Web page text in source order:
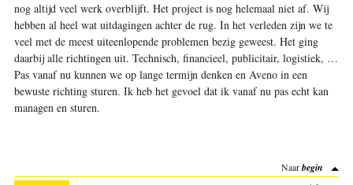
nog altijd veel werk overblijft. Het project is nog helemaal niet af. Wij
hebben al heel wat uitdagingen achter de rug. In het verleden zijn we te
veel met de meest uiteenlopende problemen bezig geweest. Het ging
daarbij alle richtingen uit. Technisch, financieel, publicitair, logistiek, …
Pas vanaf nu kunnen we op lange ­termijn denken en Aveno in een
bewuste richting sturen. Ik heb het gevoel dat ik vanaf nu pas echt kan
managen en sturen.
Naarbegin